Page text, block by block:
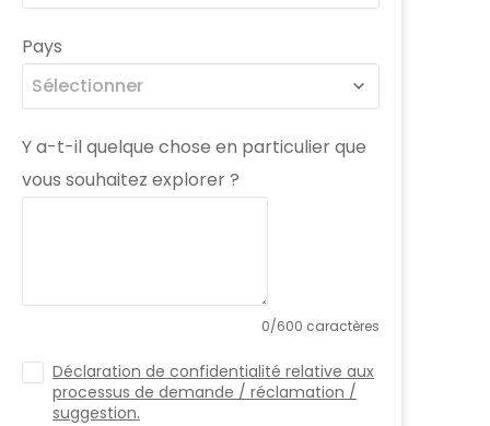
Pays
Sélectionner
Y a-t-il quelque chose en particulier que
vous souhaitez explorer ?
0/600 caractères
Déclaration de confidentialité relative aux
processus de demande / réclamation /
suggestion.